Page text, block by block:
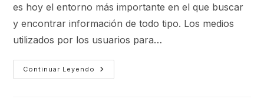
es hoy el entorno más importante en el que buscar
y encontrar información de todo tipo. Los medios
utilizados por los usuarios para…
Continuar Leyendo